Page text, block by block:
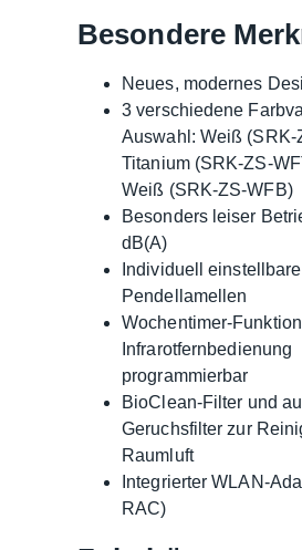
Besondere
Neues, modernes
3 verschiedene
Auswahl: Weiß (SRK-
Titanium (SRK-ZS-
Weiß (SRK-ZS-WFB)
Besonders leiser
dB(A)
Individuell einstellbare
Pendellamellen
Wochentimer-
Infrarotfernbedienung
programmierbar
BioClean-Filter und
Geruchsfilter zur
Raumluft
Integrierter WLAN-
RAC)